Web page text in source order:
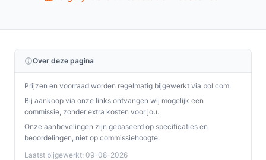
Ontdek alle specificaties en vergelijk prijzen op
debestebureaustoel.nl. Kies bewust wat perfect past
bij jouw behoeften!
Over deze pagina
Prijzen en voorraad worden regelmatig bijgewerkt via bol.com.
Bij aankoop via onze links ontvangen wij mogelijk een
commissie, zonder extra kosten voor jou.
Onze aanbevelingen zijn gebaseerd op specificaties en
beoordelingen, niet op commissiehoogte.
Laatst bijgewerkt: 09-08-2026